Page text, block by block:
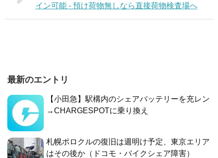
イン可能 - 預け荷物無しなら直接荷物検査場へ
最新のエントリ
【小田急】駅構内のシェアバッテリーを充レン
→CHARGESPOTに乗り換え
札幌ポロクルの復旧は週明け予定、東京エリア
はその後か（ドコモ・バイクシェア障害）